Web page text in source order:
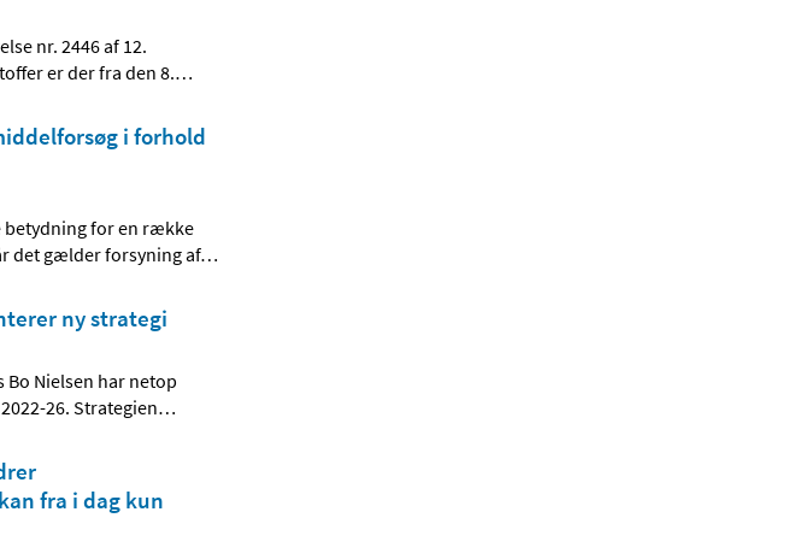
nr. 2446 af 12.
er der fra den 8.…
i forhold
betydning for en række
det gælder forsyning af…
ny strategi
Nielsen har netop
26. Strategien…
fra i dag kun